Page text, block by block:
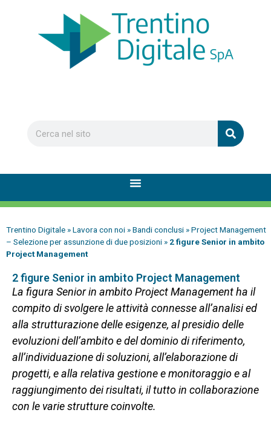
Trentino Digitale »Lavora con noi »Bandi conclusi »Project Management
– Selezione per assunzione di due posizioni » 2 figure Senior in ambito
Project Management
2 figure Senior in ambito Project Management
La figura Senior in ambito Project Management ha il
compito di svolgere le attività connesse all’analisi ed
alla strutturazione delle esigenze, al presidio delle
evoluzioni dell’ambito e del dominio di riferimento,
all’individuazione di soluzioni, all’elaborazione di
progetti, e alla relativa gestione e monitoraggio e al
raggiungimento dei risultati, il tutto in collaborazione
con le varie strutture coinvolte.